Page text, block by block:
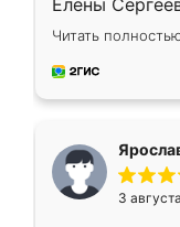
Елены
короткие
для замера
предложил по
Читать
3